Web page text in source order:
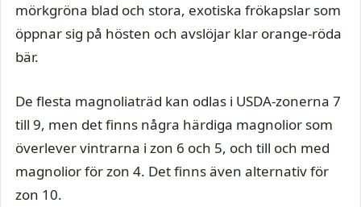
mörkgröna blad och stora, exotiska frökapslar som
öppnar sig på hösten och avslöjar klar orange-röda
bär.
De flesta magnoliaträd kan odlas i USDA-zonerna 7
till 9, men det finns några härdiga magnolior som
överlever vintrarna i zon 6 och 5, och till och med
magnolior för zon 4. Det finns även alternativ för
zon 10.